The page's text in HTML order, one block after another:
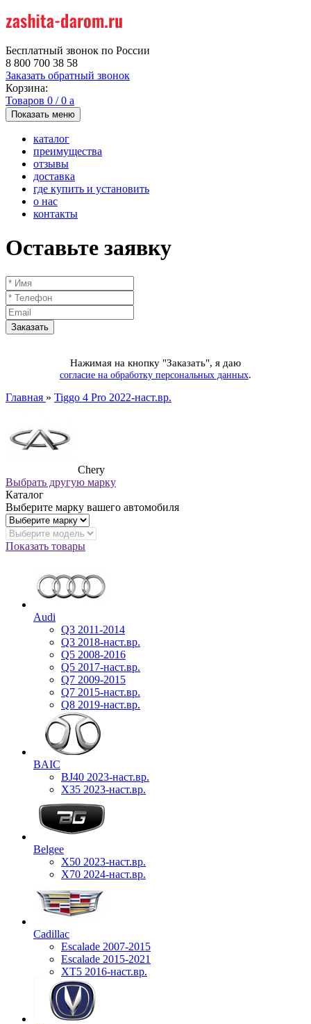
Бесплатный звонок по России
8 800 700 38 58
Заказать обратный звонок
Корзина:
Товаров 0 /0 a
Показать меню
каталог
преимущества
отзывы
доставка
где купить и установить
о нас
контакты
Оставьте заявку
Нажимая на кнопку "Заказать", я даю
согласие на обработку персональных данных.
Главная » Tiggo 4 Pro 2022-наст.вр.
Chery
Выбрать другую марку
Каталог
Выберите марку вашего автомобиля
Показать товары
Audi
Q3 2011-2014
Q3 2018-наст.вр.
Q5 2008-2016
Q5 2017-наст.вр.
Q7 2009-2015
Q7 2015-наст.вр.
Q8 2019-наст.вр.
BAIC
BJ40 2023-наст.вр.
X35 2023-наст.вр.
Belgee
X50 2023-наст.вр.
X70 2024-наст.вр.
Cadillac
Escalade 2007-2015
Escalade 2015-2021
XT5 2016-наст.вр.